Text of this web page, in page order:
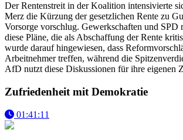
Der Rentenstreit in der Koalition intensivierte
Merz die Kürzung der gesetzlichen Rente zu
Vorsorge vorschlug. Gewerkschaften und SPD
diese Pläne, die als Abschaffung der Rente
wurde darauf hingewiesen, dass
Arbeitnehmer treffen, während die
AfD nutzt diese Diskussionen für ihre eigenen
Zufriedenheit mit Demokratie
01:41:11